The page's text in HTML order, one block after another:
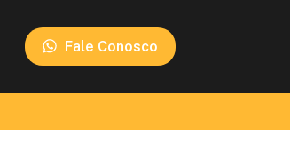
Fale Conosco